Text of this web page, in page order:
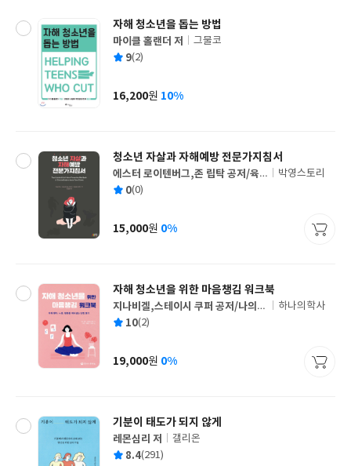
자해 청소년을 돕는 방법
글
쓴
마이클 홀랜더 저
출
사
그물코
평 9(2)
가
16,200원 10%
청소년 자살과 자해예방 전문가지침서
글
쓴
에스터 로이텐버그,존 립탁 공저/육
성필 역
출
사
박영스토리
평 0(0)
가
15,000원 0%
자해 청소년을 위한 마음챙김 워크북
글
쓴
지나비겔,스테이시 쿠퍼 공저/나의
현,전봉희,전유진 공역
출
사
하나의학사
평 10(2)
가
19,000원 0%
기분이 태도가 되지 않게
글
쓴
레몬심리 저
출
갤리온
평 8.4(291)